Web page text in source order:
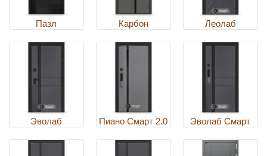
Пазл Карбон Леолаб
Эволаб Пиано Смарт 2.0 Эволаб Смарт